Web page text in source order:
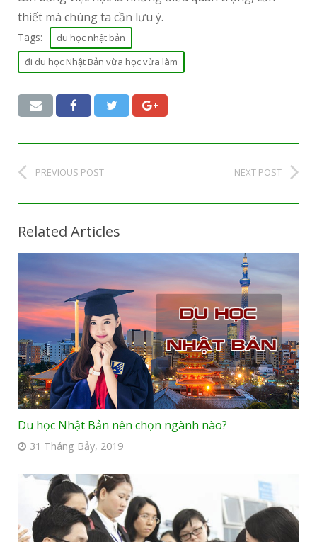
thiết mà chúng ta cần lưu ý.
Tags:
du học nhật bản
đi du học Nhật Bản vừa học vừa làm
PREVIOUS POST NEXT POST
Related Articles
Du học Nhật Bản nên chọn ngành nào?
31 Tháng Bảy, 2019